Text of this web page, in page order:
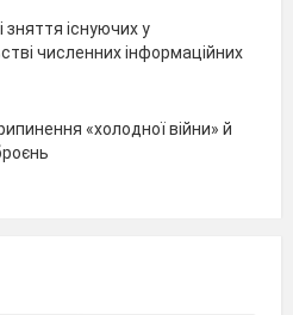
зняття існуючих у
численних інформаційних
«холодної війни» й